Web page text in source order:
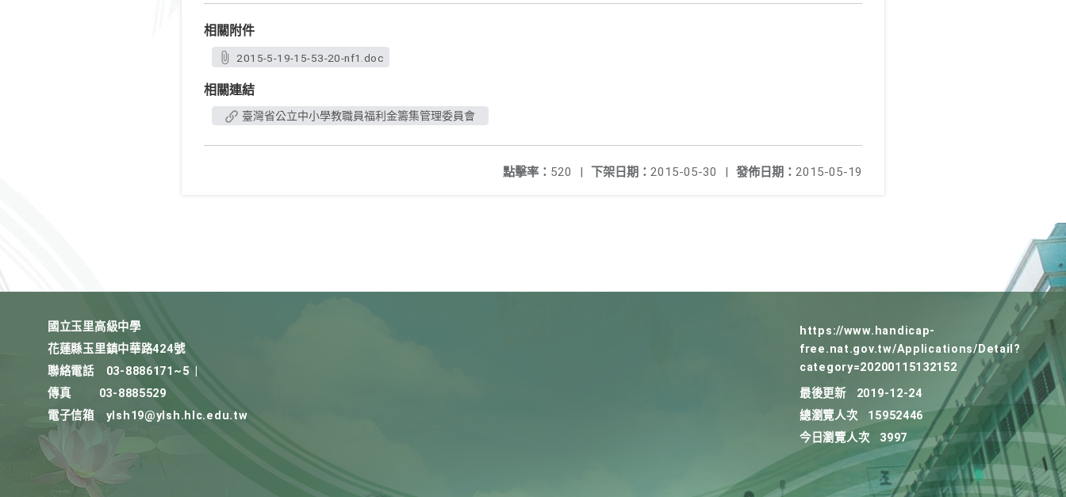
相關附件
2015-5-19-15-53-20-nf1.doc
相關連結
臺灣省公立中小學教職員福利金籌集管理委員會
發佈日期： 2015-05-19
下架日期： 2015-05-30 |
點擊率： 520 |
國立玉里高級中學
花蓮縣玉里鎮中華路424號
聯絡電話
03-8886171~5
傳真
03-8885529
電子信箱
ylsh19@ylsh.hlc.edu.tw
https://www.handicap-
free.nat.gov.tw/Applications/Detail?
category=20200115132152
最後更新
2019-12-24
總瀏覽人次
15952446
今日瀏覽人次
3997